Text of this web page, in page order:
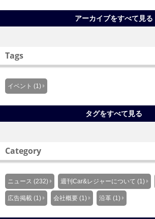
アーカイブをすべて見る
Tags
イベント (1)
タグをすべて見る
Category
ニュース (232) 週刊Car&レジャーについて (1)
広告掲載 (1) 会社概要 (1) 沿革 (1)